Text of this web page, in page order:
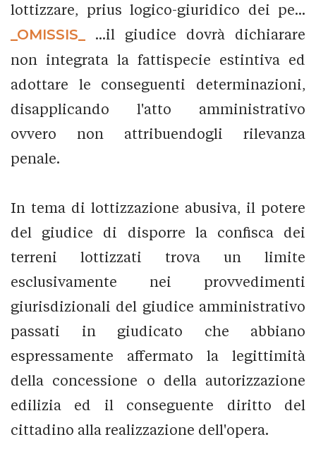
lottizzare, prius logico-giuridico dei pe...
_OMISSIS_
...il giudice dovrà dichiarare
non integrata la fattispecie estintiva ed
adottare le conseguenti determinazioni,
disapplicando l'atto amministrativo
ovvero non attribuendogli rilevanza
penale.
In tema di lottizzazione abusiva, il potere
del giudice di disporre la confisca dei
terreni lottizzati trova un limite
esclusivamente nei provvedimenti
giurisdizionali del giudice amministrativo
passati in giudicato che abbiano
espressamente affermato la legittimità
della concessione o della autorizzazione
edilizia ed il conseguente diritto del
cittadino alla realizzazione dell'opera.